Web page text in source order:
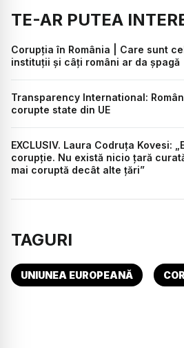
TE-AR PUTEA
Corupția în România | Care sunt
instituții și câți români ar da șpagă
Transparency International:
corupte state din UE
EXCLUSIV. Laura Codruța Kovesi:
corupție. Nu există nicio țară
mai coruptă decât alte țări”
TAGURI
UNIUNEA EUROPEANĂ